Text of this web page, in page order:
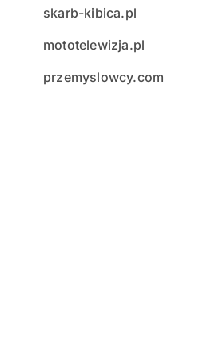
skarb-kibica.pl
mototelewizja.pl
przemyslowcy.com